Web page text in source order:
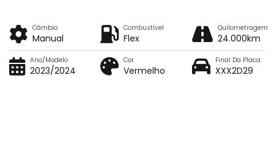
Câmbio
Manual
Combustível
Flex
Quilometragem
24.000km
Ano/Modelo
2023/2024
Cor
Vermelho
Final Da Placa
XXX2D29